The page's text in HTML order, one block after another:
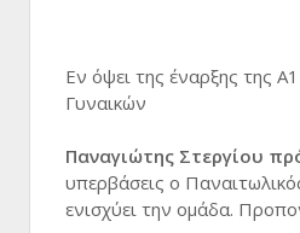
Εν όψει της έναρξης της
Γυναικών
Παναγιώτης Στεργίου
υπερβάσεις ο
ενισχύει την ομάδα.